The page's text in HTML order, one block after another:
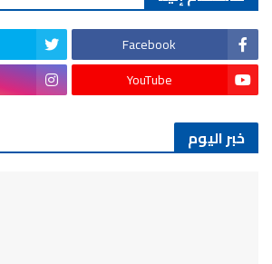
Facebook
YouTube
خبر اليوم